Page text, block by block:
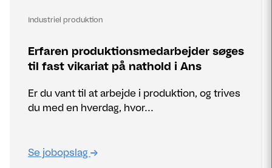
Industriel produktion
Erfaren produktionsmedarbejder søges
til fast vikariat på nathold i Ans
Er du vant til at arbejde i produktion, og trives
du med en hverdag, hvor...
Se jobopslag